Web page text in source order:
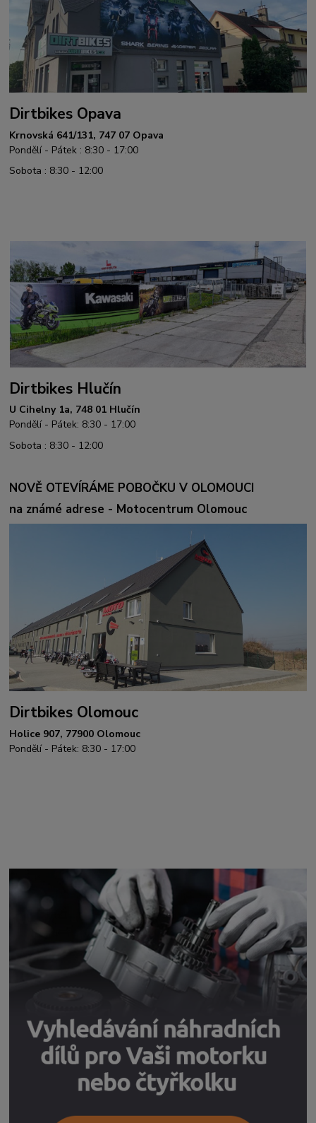
Dirtbikes Opava
Krnovská 641/131, 747 07 Opava
Pondělí - Pátek : 8:30 - 17:00
Sobota : 8:30 - 12:00
Dirtbikes Hlučín
U Cihelny 1a, 748 01 Hlučín
Pondělí - Pátek: 8:30 - 17:00
Sobota : 8:30 - 12:00
NOVĚ OTEVÍRÁME POBOČKU V OLOMOUCI
na známé adrese - Motocentrum Olomouc
Dirtbikes Olomouc
Holice 907, 77900 Olomouc
Pondělí - Pátek: 8:30 - 17:00